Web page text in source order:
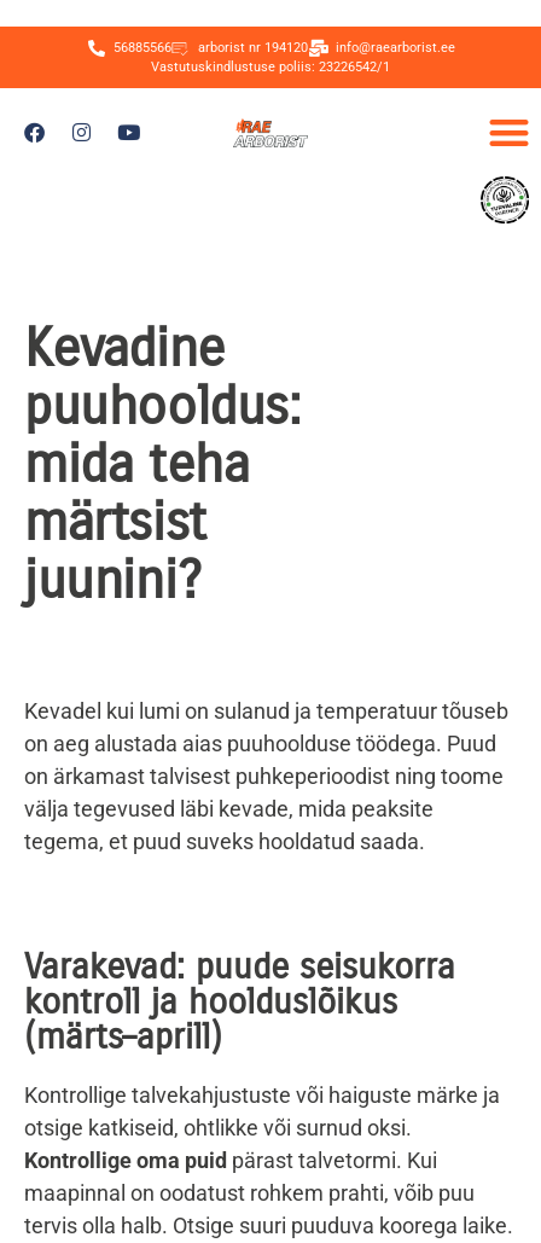
56885566 arborist nr 194120
info@raearborist.ee
Vastutuskindlustuse poliis: 23226542/1
Kevadine
puuhooldus:
mida teha
märtsist
juunini?
Kevadel kui lumi on sulanud ja temperatuur tõuseb
on aeg alustada aias puuhoolduse töödega. Puud
on ärkamast talvisest puhkeperioodist ning toome
välja tegevused läbi kevade, mida peaksite
tegema, et puud suveks hooldatud saada.
Varakevad: puude seisukorra
kontroll ja hoolduslõikus
(märts–aprill)
Kontrollige talvekahjustuste või haiguste märke ja
otsige katkiseid, ohtlikke või surnud oksi.
Kontrollige oma puid pärast talvetormi. Kui
maapinnal on oodatust rohkem prahti, võib puu
tervis olla halb. Otsige suuri puuduva koorega laike.